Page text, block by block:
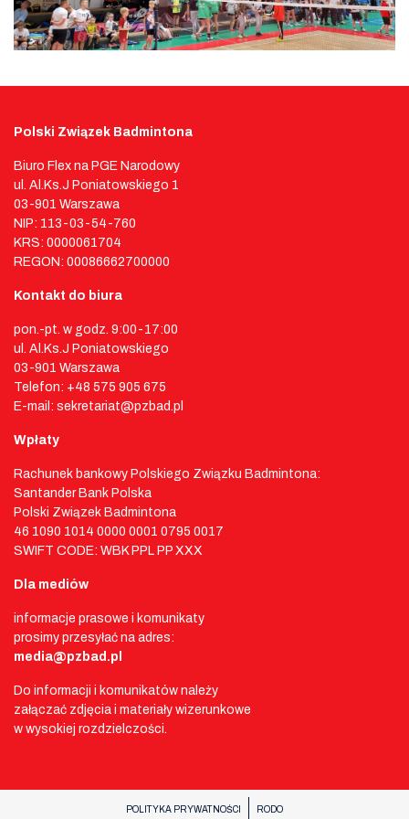
Polski Związek Badmintona
Biuro Flex na PGE Narodowy
ul. Al.Ks.J Poniatowskiego 1
03-901 Warszawa
NIP: 113-03-54-760
KRS: 0000061704
REGON: 00086662700000
Kontakt do biura
pon.-pt. w godz. 9:00-17:00
ul. Al.Ks.J Poniatowskiego
03-901 Warszawa
Telefon: +48 575 905 675
E-mail: sekretariat@pzbad.pl
Wpłaty
Rachunek bankowy Polskiego Związku Badmintona:
Santander Bank Polska
Polski Związek Badmintona
46 1090 1014 0000 0001 0795 0017
SWIFT CODE: WBK PPL PP XXX
Dla mediów
informacje prasowe i komunikaty
prosimy przesyłać na adres:
media@pzbad.pl
Do informacji i komunikatów należy
załączać zdjęcia i materiały wizerunkowe
w wysokiej rozdzielczości.
POLITYKA PRYWATNOŚCI RODO